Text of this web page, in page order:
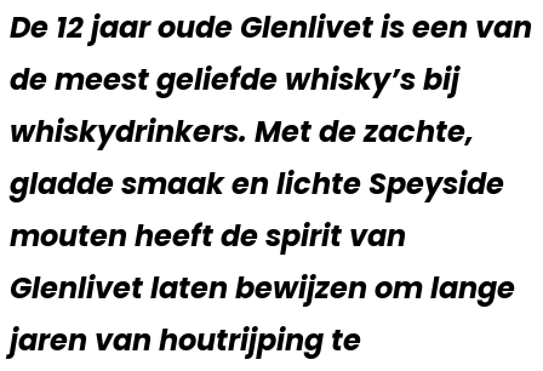
De 12 jaar oude Glenlivet is een van
de meest geliefde whisky’s bij
whiskydrinkers. Met de zachte,
gladde smaak en lichte Speyside
mouten heeft de spirit van
Glenlivet laten bewijzen om lange
jaren van houtrijping te